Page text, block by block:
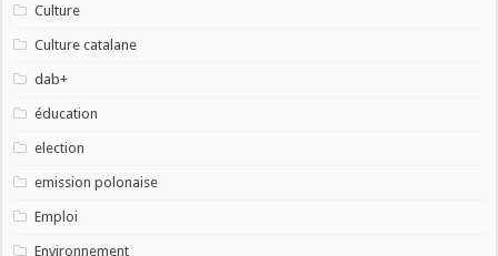
Culture
Culture catalane
dab+
éducation
election
emission polonaise
Emploi
Environnement